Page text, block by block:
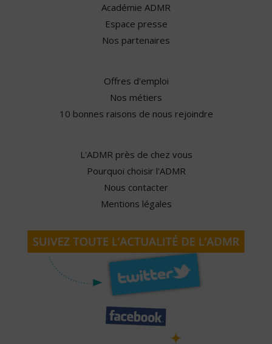
Académie ADMR
Espace presse
Nos partenaires
Offres d'emploi
Nos métiers
10 bonnes raisons de nous rejoindre
L'ADMR près de chez vous
Pourquoi choisir l'ADMR
Nous contacter
Mentions légales